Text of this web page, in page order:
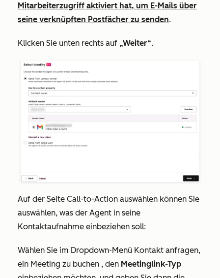
Mitarbeiterzugriff aktiviert hat, um E-Mails über
seine verknüpften Postfächer zu senden.
Klicken Sie unten rechts auf „Weiter“.
Auf der Seite Call-to-Action auswählen können Sie
auswählen, was der Agent in seine
Kontaktaufnahme einbeziehen soll:
Wählen Sie im Dropdown-Menü Kontakt anfragen,
ein Meeting zu buchen , den Meetinglink-Typ